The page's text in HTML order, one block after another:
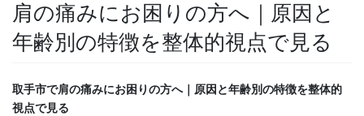
肩の痛みにお困りの方へ｜原因と
年齢別の特徴を整体的視点で見る
取手市で肩の痛みにお困りの方へ｜原因と年齢別の特徴を整体的
視点で見る